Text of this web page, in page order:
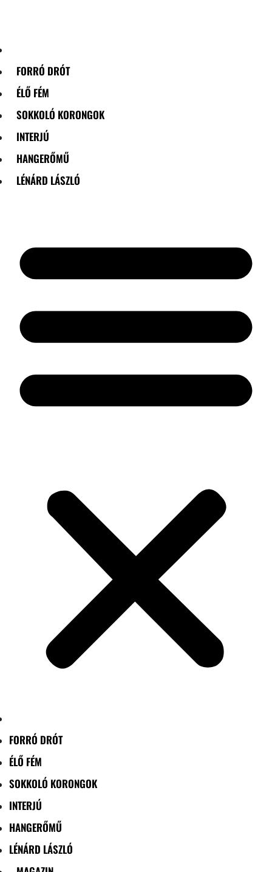
FORRÓ DRÓT
ÉLŐ FÉM
SOKKOLÓ KORONGOK
INTERJÚ
HANGERŐMŰ
LÉNÁRD LÁSZLÓ
FORRÓ DRÓT
ÉLŐ FÉM
SOKKOLÓ KORONGOK
INTERJÚ
HANGERŐMŰ
LÉNÁRD LÁSZLÓ